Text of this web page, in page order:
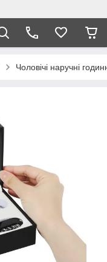
Чоловічі наручні